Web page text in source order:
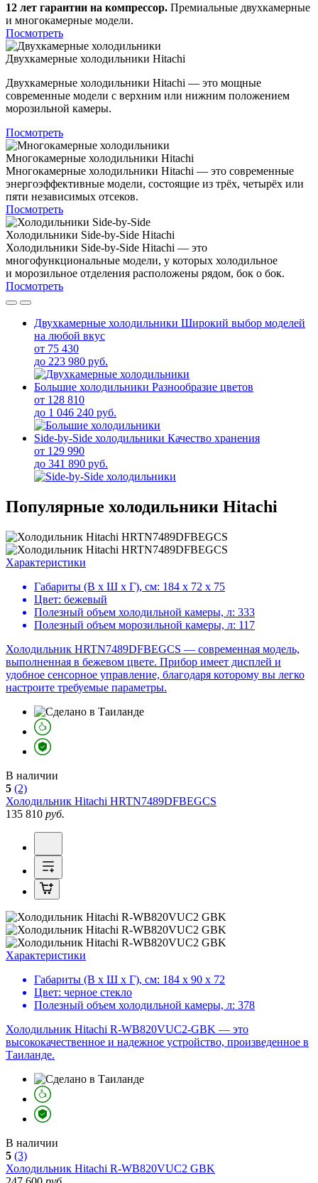
12 лет гарантии на компрессор. Премиальные двухкамерные
и многокамерные модели.
Посмотреть
Двухкамерные холодильники Hitachi
Двухкамерные холодильники Hitachi — это мощные
современные модели с верхним или нижним положением
морозильной камеры.
Посмотреть
Многокамерные холодильники Hitachi
Многокамерные холодильники Hitachi — это современные
энергоэффективные модели, состоящие из трёх, четырёх или
пяти независимых отсеков.
Посмотреть
Холодильники Side-by-Side Hitachi
Холодильники Side-by-Side Hitachi — это
многофункциональные модели, у которых холодильное
и морозильное отделения расположены рядом, бок о бок.
Посмотреть
Двухкамерные холодильники Широкий выбор моделей
на любой вкус
от 75 430
до 223 980 руб.
Большие холодильники Разнообразие цветов
от 128 810
до 1 046 240 руб.
Side-by-Side холодильники Качество хранения
от 129 990
до 341 890 руб.
Популярные холодильники Hitachi
Характеристики
Габариты (В х Ш х Г), см: 184 х 72 х 75
Цвет: бежевый
Полезный объем холодильной камеры, л: 333
Полезный объем морозильной камеры, л: 117
Холодильник HRTN7489DFBEGCS — современная модель,
выполненная в бежевом цвете. Прибор имеет дисплей и
удобное сенсорное управление, благодаря которому вы легко
настроите требуемые параметры.
В наличии
5 (2)
Холодильник Hitachi HRTN7489DFBEGCS
135 810 руб.
Характеристики
Габариты (В х Ш х Г), см: 184 х 90 х 72
Цвет: черное стекло
Полезный объем холодильной камеры, л: 378
Холодильник Hitachi R-WB820VUC2-GBK — это
высококачественное и надежное устройство, произведенное в
Таиланде.
В наличии
5 (3)
Холодильник Hitachi R-WB820VUC2 GBK